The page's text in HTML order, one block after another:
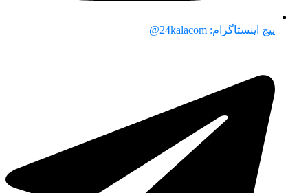
پیج اینستاگرام: 24kalacom@